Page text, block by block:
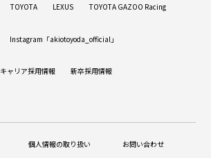
TOYOTA LEXUS TOYOTA GAZOO Racing
Instagram「akiotoyoda_official」
キャリア採用情報 新卒採用情報
個人情報の取り扱い お問い合わせ